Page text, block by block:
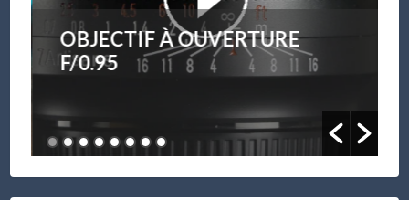
OBJECTIF À OUVERTURE
F/0.95